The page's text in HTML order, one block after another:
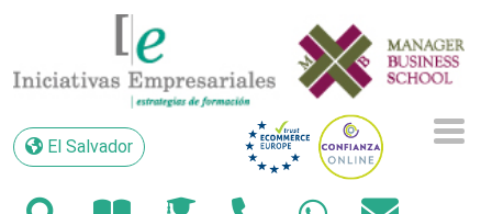
El Salvador
El Salvador